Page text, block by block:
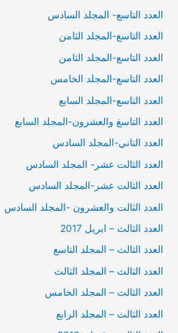
العدد التاسع- المجلد السادس
العدد التاسع-المجلد الثامن
العدد التاسع-المجلد الثامن
العدد التاسع-المجلد الخامس
العدد التاسع-المجلد السابع
العدد التاسغ والعشرون-المجلد السابع
العدد التاني-المجلد السادس
العدد الثالت عشر- المجلد السادس
العدد الثالت عشر-المجلد السادس
العدد الثالت والعشرون -المجلد السادس
العدد الثالث – ابريل 2017
العدد الثالث – المجلد التاسع
العدد الثالث – المجلد الثالث
العدد الثالث – المجلد الخامس
العدد الثالث – المجلد الرابع